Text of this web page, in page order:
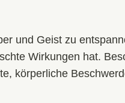
und Geist zu
Wirkungen hat.
körperliche